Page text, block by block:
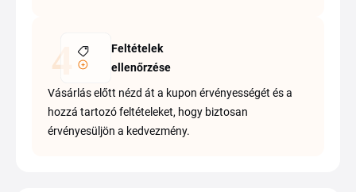
Feltételek
ellenőrzése
Vásárlás előtt nézd át a kupon érvényességét és a
hozzá tartozó feltételeket, hogy biztosan
érvényesüljön a kedvezmény.